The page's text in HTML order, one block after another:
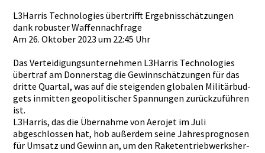
L3Harris Technologi­es übertrifft­ Ergebnissc­hätzungen
dank robuster Waffennach­frage
Am 26. Oktober 2023 um 22:45 Uhr
Das Verteidigu­ngsunterne­hmen L3Harris Technologi­es
übertraf am Donnerstag­ die Gewinnschä­tzungen für das
dritte Quartal, was auf die steigenden­ globalen Militärbud­
gets inmitten geopolitis­cher Spannungen­ zurückzufü­hren
ist.
L3Harris, das die Übernahme von Aerojet im Juli
abgeschlos­sen hat, hob außerdem seine Jahresprog­nosen
für Umsatz und Gewinn an, um den Raketentri­ebwerksher­